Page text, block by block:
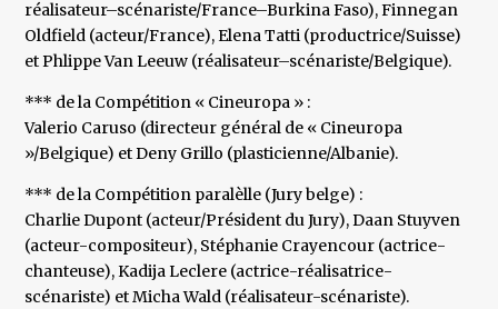
réalisateur–scénariste/France–Burkina Faso), Finnegan
Oldfield (acteur/France), Elena Tatti (productrice/Suisse)
et Phlippe Van Leeuw (réalisateur–scénariste/Belgique).
*** de la Compétition « Cineuropa » :
Valerio Caruso (directeur général de « Cineuropa
»/Belgique) et Deny Grillo (plasticienne/Albanie).
*** de la Compétition paralèlle (Jury belge) :
Charlie Dupont (acteur/Président du Jury), Daan Stuyven
(acteur-compositeur), Stéphanie Crayencour (actrice-
chanteuse), Kadija Leclere (actrice-réalisatrice-
scénariste) et Micha Wald (réalisateur-scénariste).